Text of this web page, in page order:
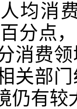
均消
分点
消费
关部
仍有较